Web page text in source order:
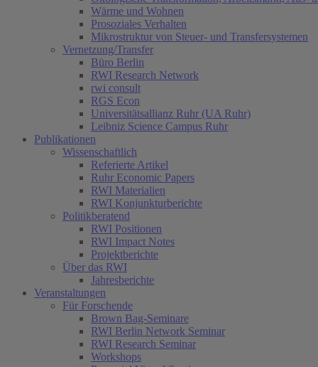
Wärme und Wohnen
Prosoziales Verhalten
Mikrostruktur von Steuer- und Transfersystemen
Vernetzung/Transfer
Büro Berlin
RWI Research Network
rwi consult
RGS Econ
Universitätsallianz Ruhr (UA Ruhr)
Leibniz Science Campus Ruhr
Publikationen
Wissenschaftlich
Referierte Artikel
Ruhr Economic Papers
RWI Materialien
RWI Konjunkturberichte
Politikberatend
RWI Positionen
RWI Impact Notes
Projektberichte
Über das RWI
Jahresberichte
Veranstaltungen
Für Forschende
Brown Bag-Seminare
RWI Berlin Network Seminar
RWI Research Seminar
Workshops